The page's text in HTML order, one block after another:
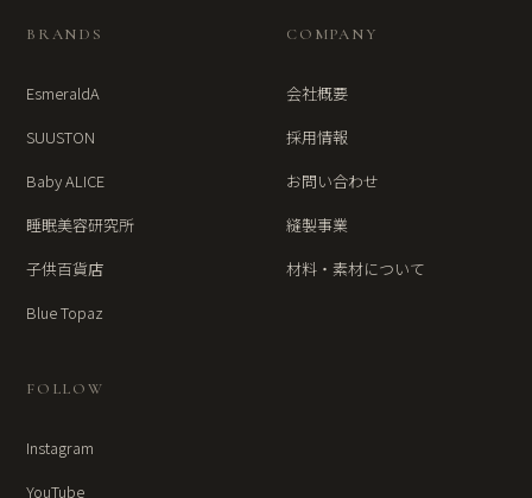
BRANDS
EsmeraldA
SUUSTON
Baby ALICE
睡眠美容研究所
子供百貨店
Blue Topaz
COMPANY
会社概要
採用情報
お問い合わせ
縫製事業
材料・素材について
FOLLOW
Instagram
YouTube